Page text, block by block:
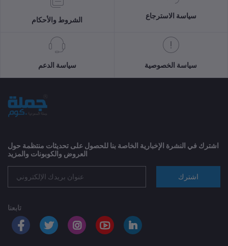
الشروط والأحكام
سياسة الاسترجاع
سياسة الدعم سياسة الخصوصية
اشترك في النشرة الإخبارية الخاصة بنا للحصول على تحديثات منتظمة حول
العروض والكوبونات والمزيد
اشترك
تابعنا